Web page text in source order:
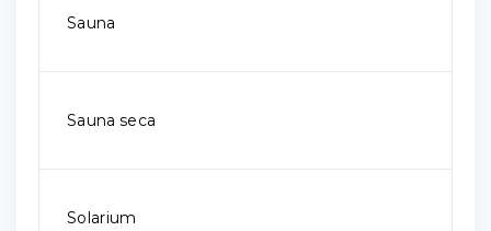
Sauna
Sauna seca
Solarium